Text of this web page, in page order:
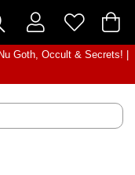
Goth, Occult & Secrets! |